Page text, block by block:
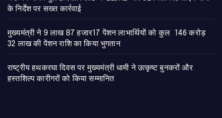
के निर्देश पर सख्त कार्रवाई
मुख्यमंत्री ने 9 लाख 87 हजार17 पेंशन लाभार्थियों को कुल 146 करोड़
32 लाख की पेंशन राशि का किया भुगतान
राष्ट्रीय हथकरघा दिवस पर मुख्यमंत्री धामी ने उत्कृष्ट बुनकरों और
हस्तशिल्प कारीगरों को किया सम्मानित